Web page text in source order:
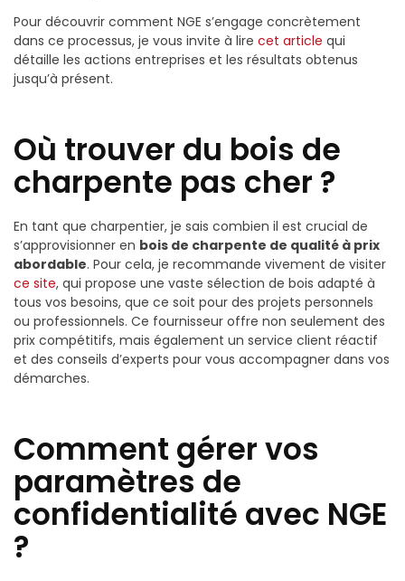
Pour découvrir comment NGE s’engage concrètement
dans ce processus, je vous invite à lire cet article qui
détaille les actions entreprises et les résultats obtenus
jusqu’à présent.
Où trouver du bois de
charpente pas cher ?
En tant que charpentier, je sais combien il est crucial de
s’approvisionner en bois de charpente de qualité à prix
abordable. Pour cela, je recommande vivement de visiter
ce site, qui propose une vaste sélection de bois adapté à
tous vos besoins, que ce soit pour des projets personnels
ou professionnels. Ce fournisseur offre non seulement des
prix compétitifs, mais également un service client réactif
et des conseils d’experts pour vous accompagner dans vos
démarches.
Comment gérer vos
paramètres de
confidentialité avec NGE
?